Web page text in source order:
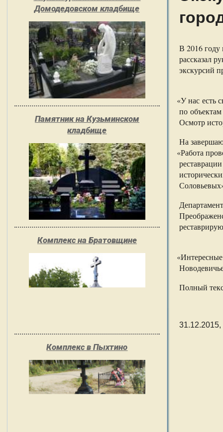
Домодедовском кладбище
Памятник на Кузьминском
кладбище
Комплекс на Братовщине
Комплекс в Пыхтино
В 2016 году
рассказал
экскурсий
«У нас есть
по
Осмотр
На
«Работа
«
Полный